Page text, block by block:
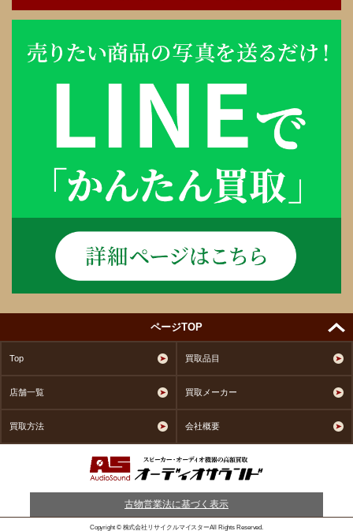
ページTOP
Top 買取品目
店舗一覧 買取メーカー
買取方法 会社概要
古物営業法に基づく表示
Copyright © 株式会社リサイクルマイスターAll Rights Reserved.